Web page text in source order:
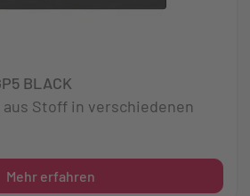
BLACK
aus Stoff in verschiedenen
Mehr erfahren